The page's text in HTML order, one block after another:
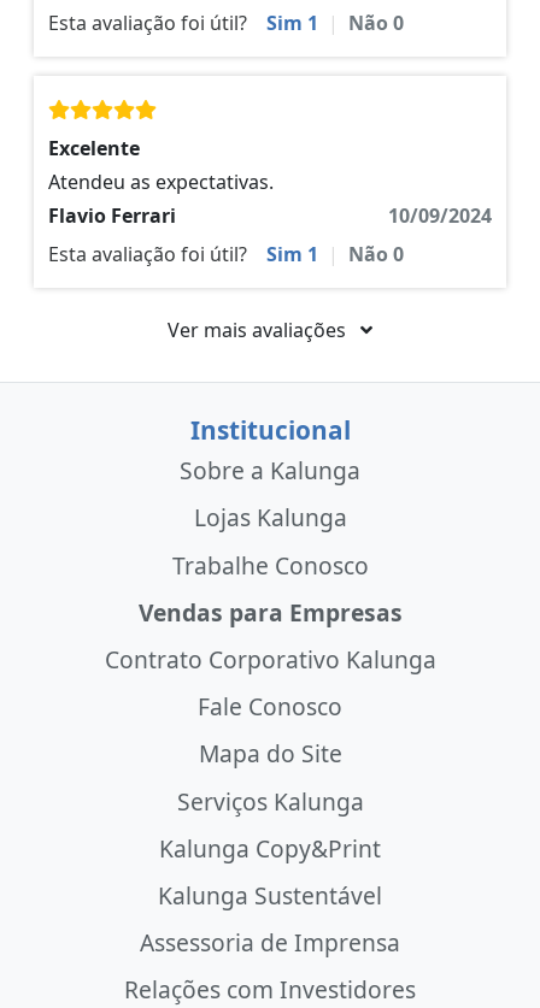
Esta avaliação foi útil?
Sim 1 | Não0
Excelente
Atendeu as expectativas.
Flavio Ferrari
10/09/2024
Esta avaliação foi útil?
Sim 1 | Não0
Ver mais avaliações
Institucional
Sobre a Kalunga
Lojas Kalunga
Trabalhe Conosco
Vendas para Empresas
Contrato Corporativo Kalunga
Fale Conosco
Mapa do Site
Serviços Kalunga
Kalunga Copy&Print
Kalunga Sustentável
Assessoria de Imprensa
Relações com Investidores